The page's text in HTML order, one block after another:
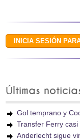
Últimas
Gol temprano y
Transfer Ferry casi
Anderlecht sigue